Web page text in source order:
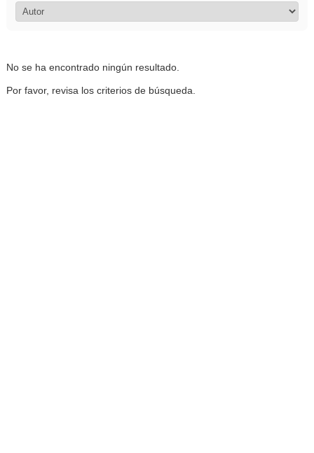
No se ha encontrado ningún resultado.
Por favor, revisa los criterios de búsqueda.